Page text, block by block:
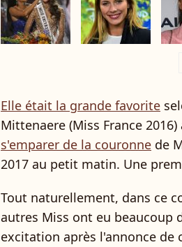
Elle était la grande favorite
Mittenaere (Miss France
s'emparer de la couronne de
2017 au petit matin. Une
Tout naturellement, dans ce
autres Miss ont eu beaucoup
excitation après l'annonce de